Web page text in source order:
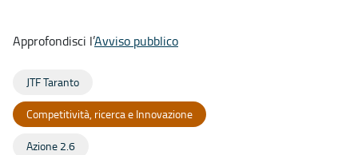
Approfondisci l’Avviso pubblico
JTF Taranto
Competitività, ricerca e Innovazione
Azione 2.6